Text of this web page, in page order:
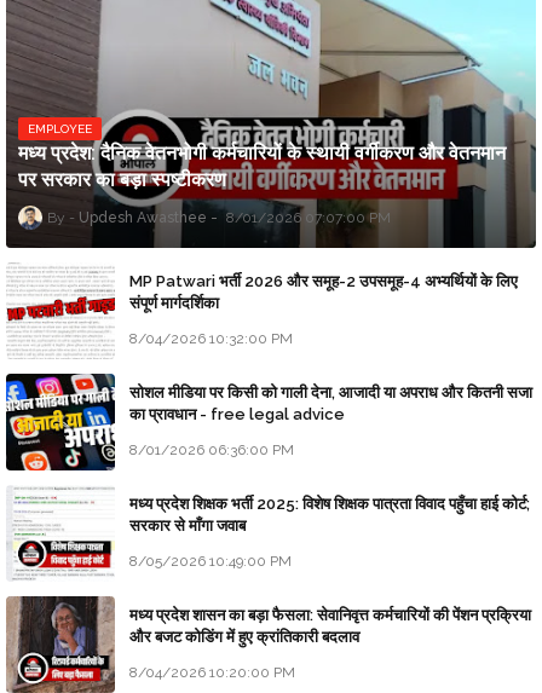
EMPLOYEE
मध्य प्रदेश: दैनिक वेतनभोगी कर्मचारियों के स्थायी वर्गीकरण और वेतनमान
पर सरकार का बड़ा स्पष्टीकरण
Updesh Awasthee 8/01/2026 07:07:00 PM
MP Patwari भर्ती 2026 और समूह-2 उपसमूह-4 अभ्यर्थियों के लिए
संपूर्ण मार्गदर्शिका
8/04/2026 10:32:00 PM
सोशल मीडिया पर किसी को गाली देना, आजादी या अपराध और कितनी सजा
का प्रावधान - free legal advice
8/01/2026 06:36:00 PM
मध्य प्रदेश शिक्षक भर्ती 2025: विशेष शिक्षक पात्रता विवाद पहुँचा हाई कोर्ट;
सरकार से माँगा जवाब
8/05/2026 10:49:00 PM
मध्य प्रदेश शासन का बड़ा फैसला: सेवानिवृत्त कर्मचारियों की पेंशन प्रक्रिया
और बजट कोडिंग में हुए क्रांतिकारी बदलाव
8/04/2026 10:20:00 PM